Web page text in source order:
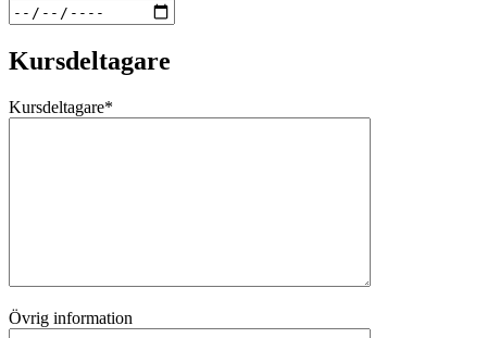
Kursdeltagare
Kursdeltagare*
Övrig information